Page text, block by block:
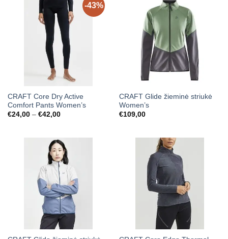
-43%
CRAFT Core Dry Active
Comfort Pants Women’s
€24,00 – €42,00Price
€42,00
CRAFT Glide žieminė striukė
Women’s
€109,00